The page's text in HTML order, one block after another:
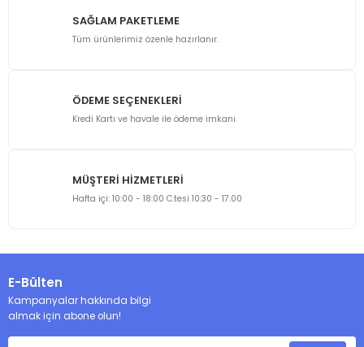
SAĞLAM PAKETLEME
Tüm ürünlerimiz özenle hazırlanır.
ÖDEME SEÇENEKLERİ
Kredi Kartı ve havale ile ödeme imkanı
MÜŞTERİ HİZMETLERİ
Hafta içi: 10:00 - 18:00 C.tesi 10:30 - 17:00
E-Bülten
Kampanyalar hakkında bilgi
almak için abone olun!